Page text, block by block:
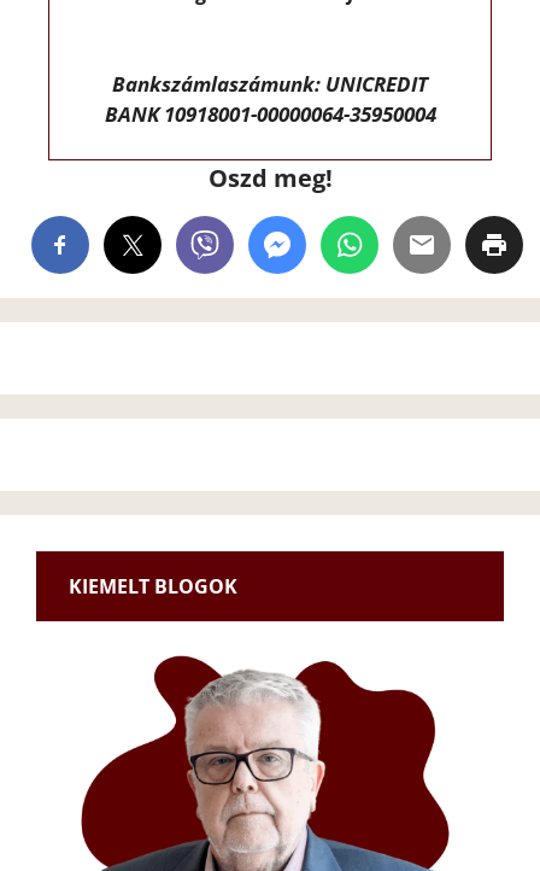
Bankszámlaszámunk: UNICREDIT
BANK 10918001-00000064-35950004
Oszd meg!
KIEMELT BLOGOK